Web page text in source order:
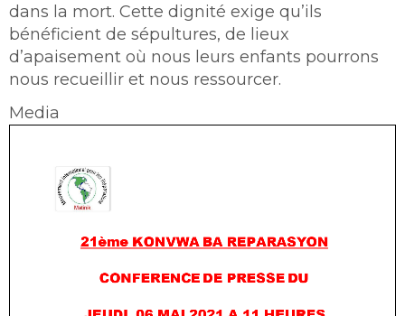
dans la mort. Cette dignité exige qu’ils
bénéficient de sépultures, de lieux
d’apaisement où nous leurs enfants pourrons
nous recueillir et nous ressourcer.
Media